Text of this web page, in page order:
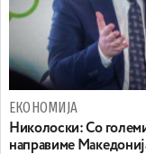
ЕКОНОМИЈА
Николоски: Со
направиме